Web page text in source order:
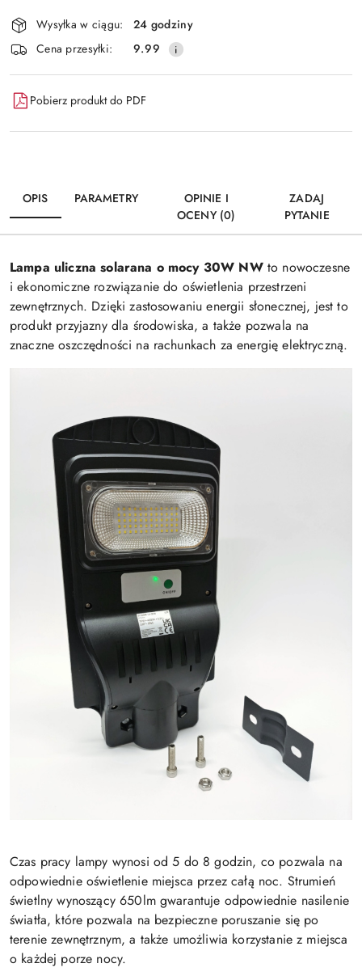
Wysyłka w ciągu:
24 godziny
Cena przesyłki:
9.99
Pobierz produkt do PDF
OPIS PARAMETRY
OPINIE I
OCENY (0)
ZADAJ
PYTANIE
Lampa uliczna solarana o mocy 30W NWto nowoczesne
i ekonomiczne rozwiązanie do oświetlenia przestrzeni
zewnętrznych. Dzięki zastosowaniu energii słonecznej, jest to
produkt przyjazny dla środowiska, a także pozwala na
znaczne oszczędności na rachunkach za energię elektryczną.
Czas pracy lampy wynosi od 5 do 8 godzin, co pozwala na
odpowiednie oświetlenie miejsca przez całą noc. Strumień
świetlny wynoszący 650lm gwarantuje odpowiednie nasilenie
światła, które pozwala na bezpieczne poruszanie się po
terenie zewnętrznym, a także umożliwia korzystanie z miejsca
o każdej porze nocy.